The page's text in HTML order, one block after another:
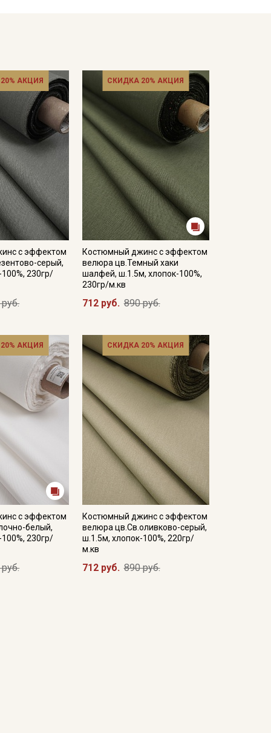
наизнанку), отдельно от светлых вещей;
отличаться от реального цвета, это
стараемся максимально точно передать
АКЦИЯ
с эффектом
серый,
230гр/
СКИДКА 20% АКЦИЯ
Костюмный джинс с эффектом
велюра цв.Темный хаки
шалфей, ш.1.5м, хлопок-100%,
230гр/м.кв
712 руб. 890 руб.
АКЦИЯ
с эффектом
белый,
230гр/
СКИДКА 20% АКЦИЯ
Костюмный джинс с эффектом
велюра цв.Св.оливково-серый,
ш.1.5м, хлопок-100%, 220гр/
м.кв
712 руб. 890 руб.